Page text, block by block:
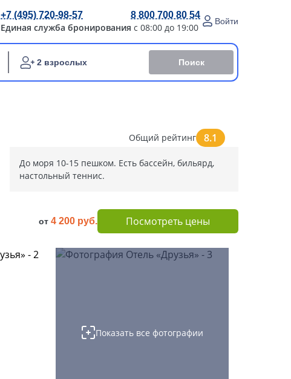
+7 (495) 720-98-57 8 800 700 80 54
Единая служба бронирования с 08:00 до 19:00
Войти
2 взрослых Поиск
Общий рейтинг 8.1
До моря 10-15 пешком. Есть бассейн, бильярд,
настольный теннис.
от 4 200 руб. Посмотреть цены
Показать все фотографии